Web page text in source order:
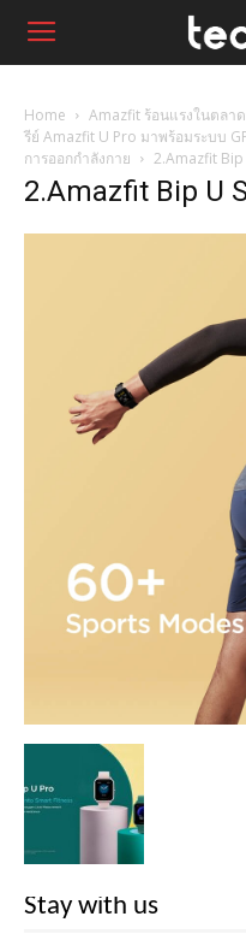
Home
Amazfit ร้อนแรงในตล
รีย์ Amazfit U Pro มาพร้อมระบบ
การออกกำลังกาย
2.Amazfit Bip
2.Amazfit Bip U
Stay with us